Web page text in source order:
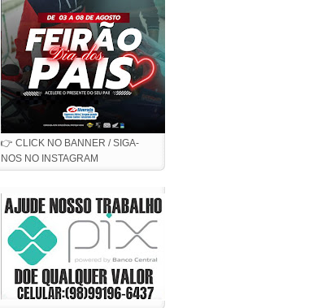
👉 CLICK NO BANNER / SIGA-
NOS NO INSTAGRAM